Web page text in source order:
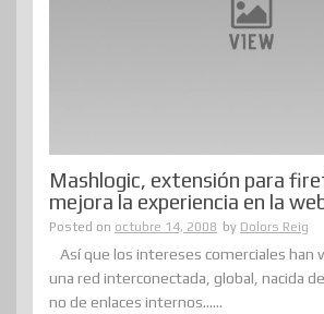
Mashlogic, extensión para
mejora la experiencia en la
Posted on octubre 14, 2008 by Dolors Reig
Así que los intereses comerciales han
una red interconectada, global, nacida
no de enlaces internos......